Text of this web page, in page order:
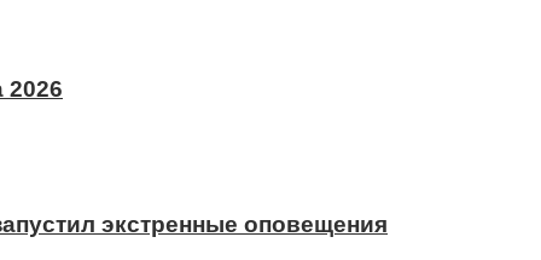
2026
экстренные оповещения